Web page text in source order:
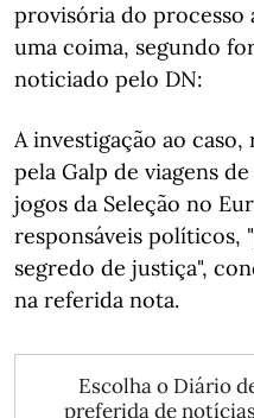
provisória do processo
uma coima, segundo
noticiado pelo DN:
A investigação ao
pela Galp de viagens
jogos da Seleção no
responsáveis políticos,
segredo de justiça",
na referida nota.
Escolha o Diário
preferida de